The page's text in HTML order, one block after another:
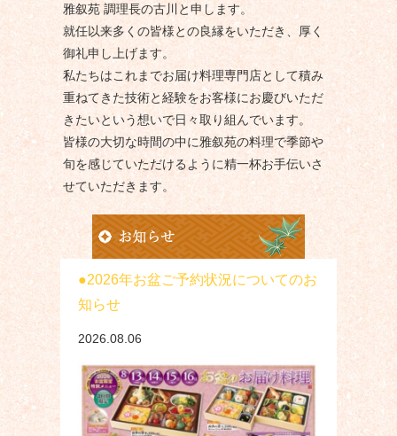
雅叙苑 調理長の古川と申します。
就任以来多くの皆様との良縁をいただき、厚く
御礼申し上げます。
私たちはこれまでお届け料理専門店として積み
重ねてきた技術と経験をお客様にお慶びいただ
きたいという想いで日々取り組んでいます。
皆様の大切な時間の中に雅叙苑の料理で季節や
旬を感じていただけるように精一杯お手伝いさ
せていただきます。
2026年お盆ご予約状況についてのお
知らせ
2026.08.06